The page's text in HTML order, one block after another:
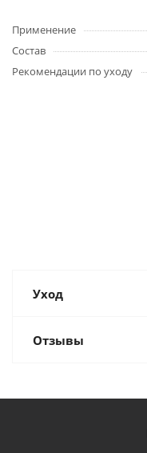
Применение
Состав
Рекомендации по уходу
Уход
Отзывы